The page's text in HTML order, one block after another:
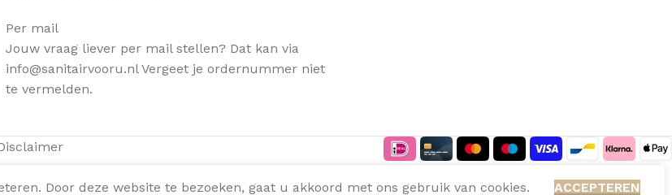
Per mail
Jouw vraag liever per mail stellen? Dat kan via
info@sanitairvooru.nl Vergeet je ordernummer niet
te vermelden.
Door deze website te bezoeken, gaat u akkoord met ons gebruik van cookies. ACCEPTEREN